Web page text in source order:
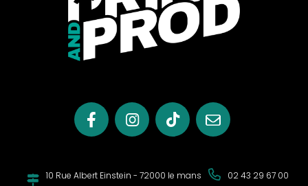
10 Rue Albert Einstein - 72000 le mans 02 43 29 67 00